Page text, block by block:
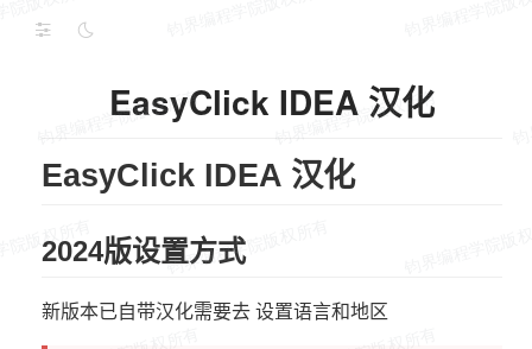
EasyClick IDEA 汉化
EasyClick IDEA 汉化
2024版设置方式
新版本已自带汉化需要去 设置语言和地区